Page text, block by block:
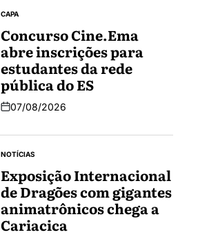
CAPA
Concurso Cine.Ema
abre inscrições para
estudantes da rede
pública do ES
07/08/2026
NOTÍCIAS
Exposição Internacional
de Dragões com gigantes
animatrônicos chega a
Cariacica